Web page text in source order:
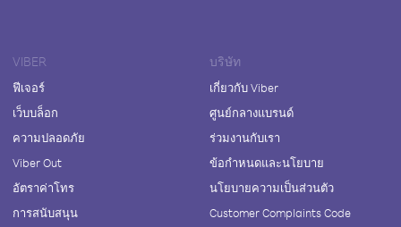
VIBER
ฟีเจอร์
เว็บบล็อก
ความปลอดภัย
Viber Out
อัตราค่าโทร
การสนับสนุน
บริษัท
เกี่ยวกับ Viber
ศูนย์กลางแบรนด์
ร่วมงานกับเรา
ข้อกำหนดและนโยบาย
นโยบายความเป็นส่วนตัว
Customer Complaints Code